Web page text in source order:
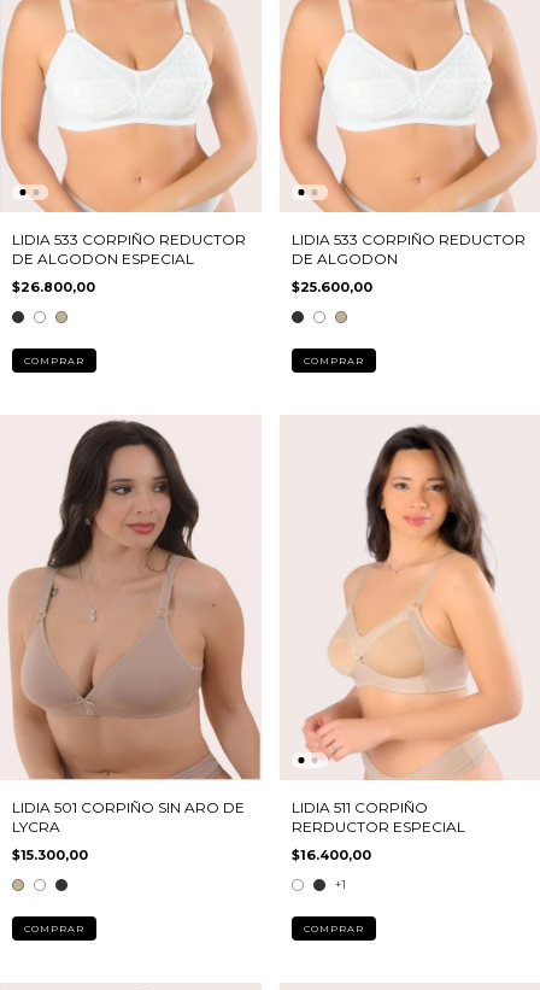
LIDIA 533 CORPIÑO REDUCTOR
DE ALGODON ESPECIAL
$26.800,00
COMPRAR
LIDIA 533 CORPIÑO REDUCTOR
DE ALGODON
$25.600,00
COMPRAR
LIDIA 501 CORPIÑO SIN ARO DE
LYCRA
$15.300,00
COMPRAR
LIDIA 511 CORPIÑO
RERDUCTOR ESPECIAL
$16.400,00
+1
COMPRAR